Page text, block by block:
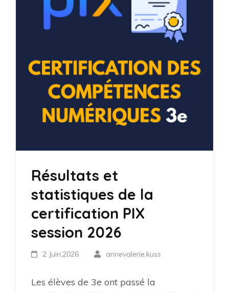
Résultats et
statistiques de la
certification PIX
session 2026
2 Juin,2026 annevalerie.kuss
Les élèves de 3e ont passé la